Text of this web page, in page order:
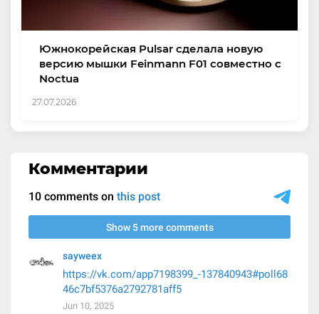
Южнокорейская Pulsar сделала новую
версию мышки Feinmann F01 совместно с
Noctua
27.07.2026
Комментарии